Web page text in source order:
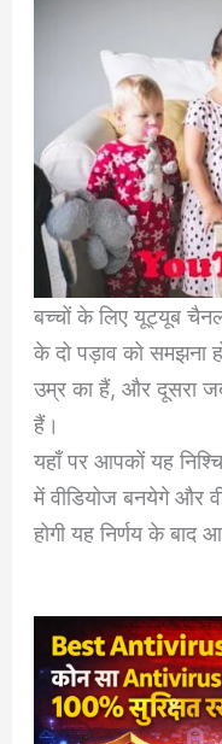
बच्चों के लिए यूट्यूब
के दो पड़ाव को समझना
उम्र का हैं, और दूसरा
हैं।
यहाँ पर आपकों यह
में वीडियोज बनयेगे और
होगी यह निर्णय के